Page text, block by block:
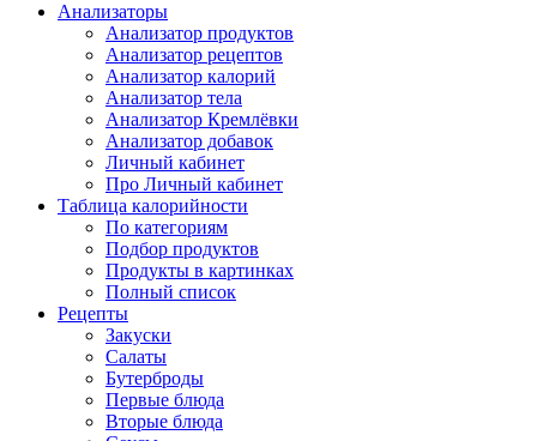
Анализаторы
Анализатор продуктов
Анализатор рецептов
Анализатор калорий
Анализатор тела
Анализатор Кремлёвки
Анализатор добавок
Личный кабинет
Про Личный кабинет
Таблица калорийности
По категориям
Подбор продуктов
Продукты в картинках
Полный список
Рецепты
Закуски
Салаты
Бутерброды
Первые блюда
Вторые блюда